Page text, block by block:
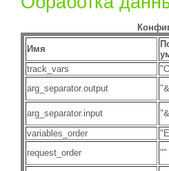
Имя
track_vars
arg_separator.output
arg_separator.input
variables_order
request_order
""